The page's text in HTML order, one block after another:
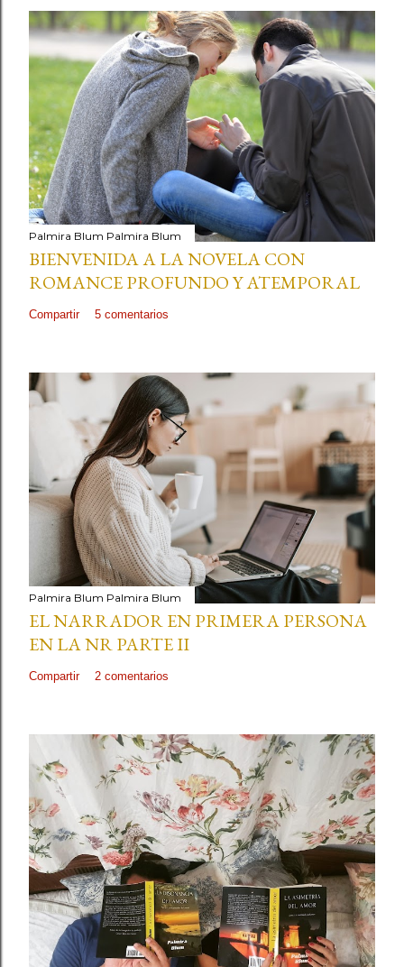
Palmira Blum Palmira Blum
BIENVENIDA A LA NOVELA CON
ROMANCE PROFUNDO Y ATEMPORAL
Compartir 5 comentarios
Palmira Blum Palmira Blum
EL NARRADOR EN PRIMERA PERSONA
EN LA NR PARTE II
Compartir 2 comentarios